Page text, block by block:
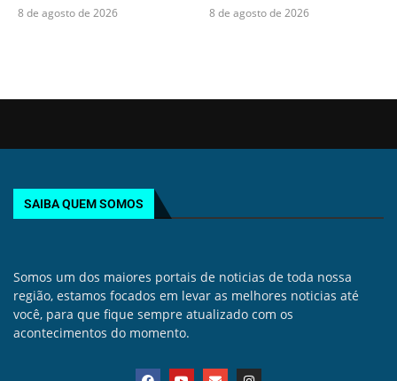
8 de agosto de 2026 8 de agosto de 2026
SAIBA QUEM SOMOS
Somos um dos maiores portais de noticias de toda nossa
região, estamos focados em levar as melhores noticias até
você, para que fique sempre atualizado com os
acontecimentos do momento.